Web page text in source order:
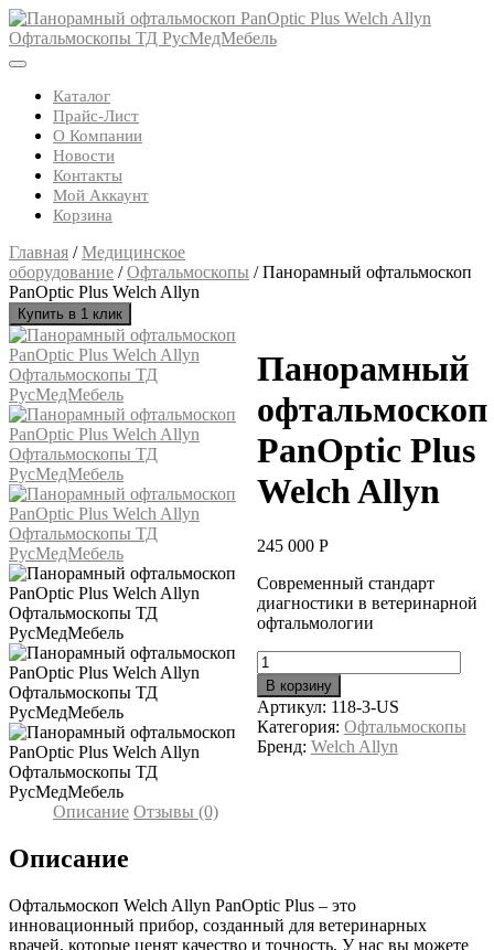
Skip
to
content
Open
ButtonКаталог
Прайс-Лист
О Компании
Новости
Контакты
Мой Аккаунт
Корзина
Close
Button
Главная /Медицинское
оборудование /Офтальмоскопы / Панорамный офтальмоскоп
PanOptic Plus Welch Allyn
Купить в 1 клик
Панорамный
офтальмоскоп
PanOptic Plus
Welch Allyn
245 000 Р
Современный стандарт
диагностики в ветеринарной
офтальмологии
Количество
товара
Панорамный
офтальмоскоп
PanOptic
Plus
В корзину
Артикул: 118-3-US
Категория: Офтальмоскопы
Бренд: Welch Allyn
Описание Отзывы (0)
Описание
Офтальмоскоп Welch Allyn PanOptic Plus – это
инновационный прибор, созданный для ветеринарных
врачей, которые ценят качество и точность. У нас вы можете